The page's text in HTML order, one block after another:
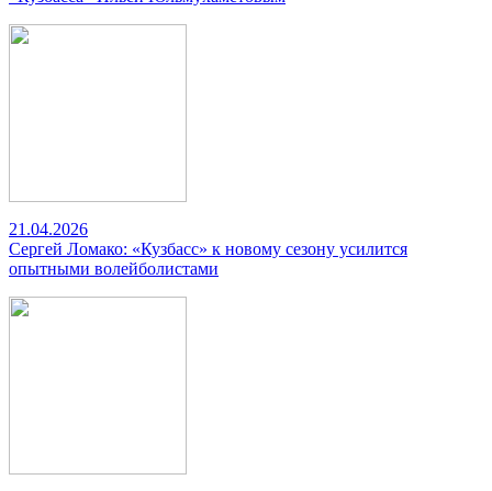
21.04.2026
Сергей Ломако: «Кузбасс» к новому сезону усилится
опытными волейболистами